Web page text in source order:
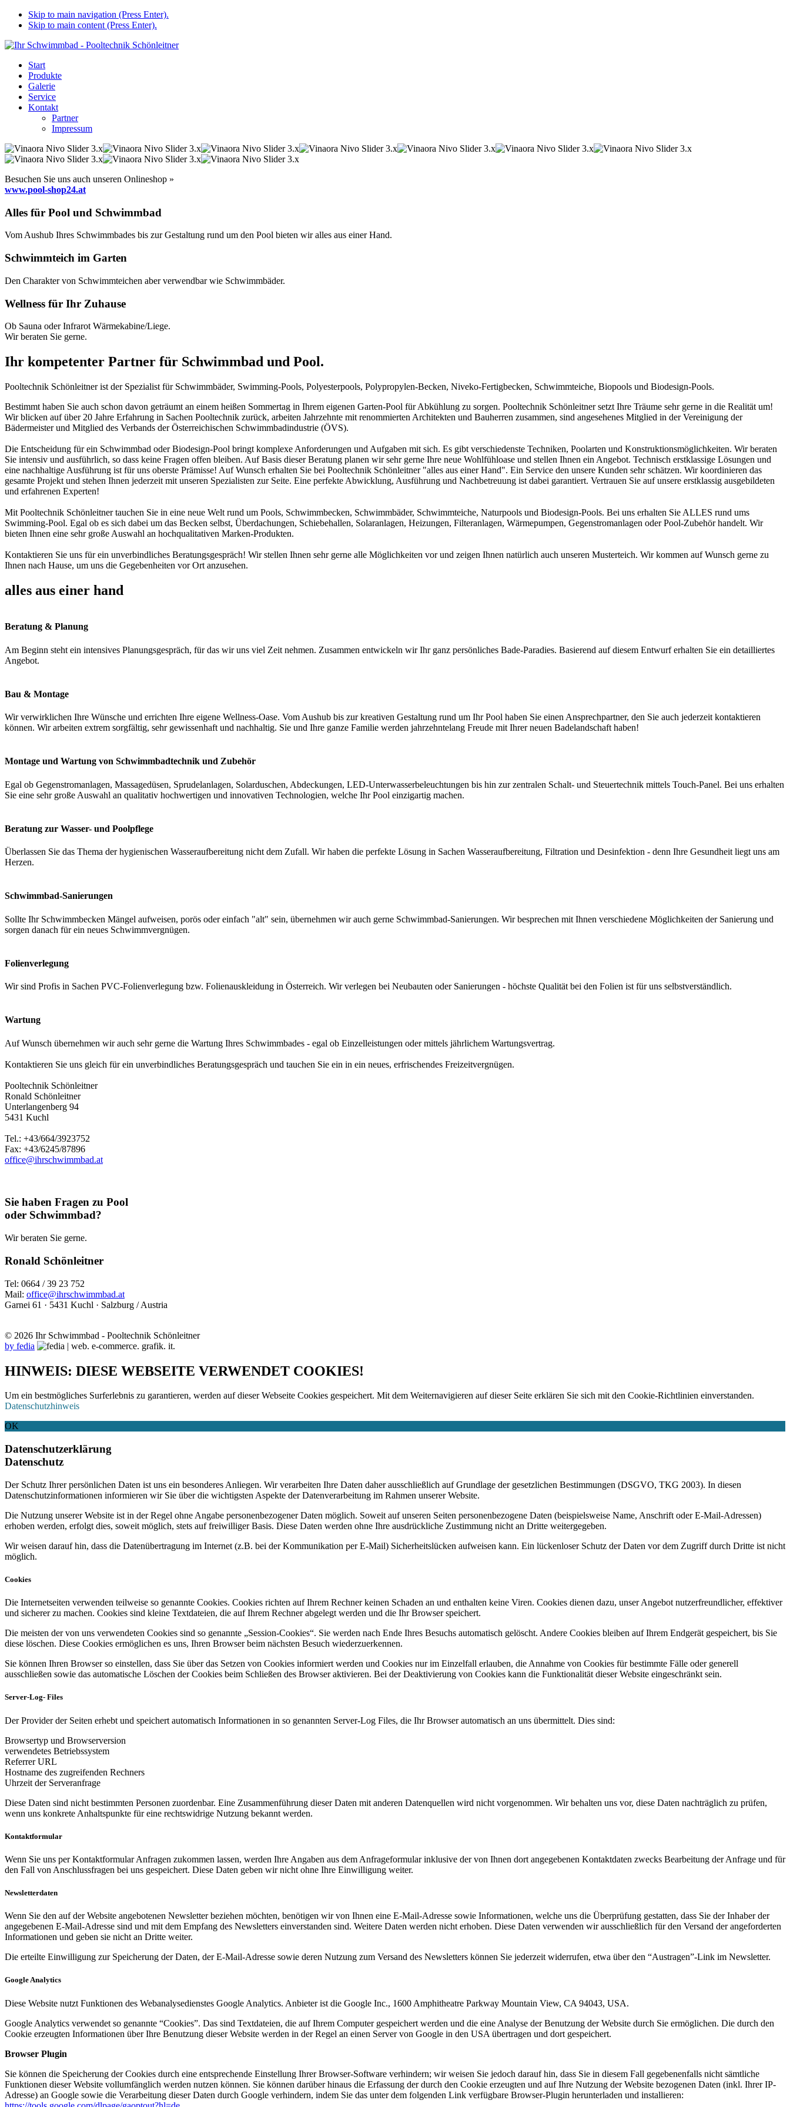
Skip to main navigation (Press Enter).
Skip to main content (Press Enter).
Start
Produkte
Galerie
Service
Kontakt
Partner
Impressum
Besuchen Sie uns auch unseren Onlineshop »
www.pool-shop24.at
Alles für Pool und Schwimmbad
Vom Aushub Ihres Schwimmbades bis zur Gestaltung rund um den Pool bieten wir alles aus einer Hand.
Schwimmteich im Garten
Den Charakter von Schwimmteichen aber verwendbar wie Schwimmbäder.
Wellness für Ihr Zuhause
Ob Sauna oder Infrarot Wärmekabine/Liege.
Wir beraten Sie gerne.
Ihr kompetenter Partner für Schwimmbad und Pool.
Pooltechnik Schönleitner ist der Spezialist für Schwimmbäder, Swimming-Pools, Polyesterpools, Polypropylen-Becken, Niveko-Fertigbecken, Schwimmteiche, Biopools und Biodesign-Pools.
Bestimmt haben Sie auch schon davon geträumt an einem heißen Sommertag in Ihrem eigenen Garten-Pool für Abkühlung zu sorgen. Pooltechnik Schönleitner setzt Ihre Träume sehr gerne in die Realität um!
Wir blicken auf über 20 Jahre Erfahrung in Sachen Pooltechnik zurück, arbeiten Jahrzehnte mit renommierten Architekten und Bauherren zusammen, sind angesehenes Mitglied in der Vereinigung der
Bädermeister und Mitglied des Verbands der Österreichischen Schwimmbadindustrie (ÖVS).
Die Entscheidung für ein Schwimmbad oder Biodesign-Pool bringt komplexe Anforderungen und Aufgaben mit sich. Es gibt verschiedenste Techniken, Poolarten und Konstruktionsmöglichkeiten. Wir beraten
Sie intensiv und ausführlich, so dass keine Fragen offen bleiben. Auf Basis dieser Beratung planen wir sehr gerne Ihre neue Wohlfühloase und stellen Ihnen ein Angebot. Technisch erstklassige Lösungen und
eine nachhaltige Ausführung ist für uns oberste Prämisse! Auf Wunsch erhalten Sie bei Pooltechnik Schönleitner "alles aus einer Hand". Ein Service den unsere Kunden sehr schätzen. Wir koordinieren das
gesamte Projekt und stehen Ihnen jederzeit mit unseren Spezialisten zur Seite. Eine perfekte Abwicklung, Ausführung und Nachbetreuung ist dabei garantiert. Vertrauen Sie auf unsere erstklassig ausgebildeten
und erfahrenen Experten!
Mit Pooltechnik Schönleitner tauchen Sie in eine neue Welt rund um Pools, Schwimmbecken, Schwimmbäder, Schwimmteiche, Naturpools und Biodesign-Pools. Bei uns erhalten Sie ALLES rund ums
Swimming-Pool. Egal ob es sich dabei um das Becken selbst, Überdachungen, Schiebehallen, Solaranlagen, Heizungen, Filteranlagen, Wärmepumpen, Gegenstromanlagen oder Pool-Zubehör handelt. Wir
bieten Ihnen eine sehr große Auswahl an hochqualitativen Marken-Produkten.
Kontaktieren Sie uns für ein unverbindliches Beratungsgespräch! Wir stellen Ihnen sehr gerne alle Möglichkeiten vor und zeigen Ihnen natürlich auch unseren Musterteich. Wir kommen auf Wunsch gerne zu
Ihnen nach Hause, um uns die Gegebenheiten vor Ort anzusehen.
alles aus einer hand
Beratung & Planung
Am Beginn steht ein intensives Planungsgespräch, für das wir uns viel Zeit nehmen. Zusammen entwickeln wir Ihr ganz persönliches Bade-Paradies. Basierend auf diesem Entwurf erhalten Sie ein detailliertes
Angebot.
Bau & Montage
Wir verwirklichen Ihre Wünsche und errichten Ihre eigene Wellness-Oase. Vom Aushub bis zur kreativen Gestaltung rund um Ihr Pool haben Sie einen Ansprechpartner, den Sie auch jederzeit kontaktieren
können. Wir arbeiten extrem sorgfältig, sehr gewissenhaft und nachhaltig. Sie und Ihre ganze Familie werden jahrzehntelang Freude mit Ihrer neuen Badelandschaft haben!
Montage und Wartung von Schwimmbadtechnik und Zubehör
Egal ob Gegenstromanlagen, Massagedüsen, Sprudelanlagen, Solarduschen, Abdeckungen, LED-Unterwasserbeleuchtungen bis hin zur zentralen Schalt- und Steuertechnik mittels Touch-Panel. Bei uns erhalten
Sie eine sehr große Auswahl an qualitativ hochwertigen und innovativen Technologien, welche Ihr Pool einzigartig machen.
Beratung zur Wasser- und Poolpflege
Überlassen Sie das Thema der hygienischen Wasseraufbereitung nicht dem Zufall. Wir haben die perfekte Lösung in Sachen Wasseraufbereitung, Filtration und Desinfektion - denn Ihre Gesundheit liegt uns am
Herzen.
Schwimmbad-Sanierungen
Sollte Ihr Schwimmbecken Mängel aufweisen, porös oder einfach "alt" sein, übernehmen wir auch gerne Schwimmbad-Sanierungen. Wir besprechen mit Ihnen verschiedene Möglichkeiten der Sanierung und
sorgen danach für ein neues Schwimmvergnügen.
Folienverlegung
Wir sind Profis in Sachen PVC-Folienverlegung bzw. Folienauskleidung in Österreich. Wir verlegen bei Neubauten oder Sanierungen - höchste Qualität bei den Folien ist für uns selbstverständlich.
Wartung
Auf Wunsch übernehmen wir auch sehr gerne die Wartung Ihres Schwimmbades - egal ob Einzelleistungen oder mittels jährlichem Wartungsvertrag.
Kontaktieren Sie uns gleich für ein unverbindliches Beratungsgespräch und tauchen Sie ein in ein neues, erfrischendes Freizeitvergnügen.
Pooltechnik Schönleitner
Ronald Schönleitner
Unterlangenberg 94
5431 Kuchl
Tel.: +43/664/3923752
Fax: +43/6245/87896
office@ihrschwimmbad.at
Sie haben Fragen zu Pool
oder Schwimmbad?
Wir beraten Sie gerne.
Ronald Schönleitner
Tel: 0664 / 39 23 752
Mail: office@ihrschwimmbad.at
Garnei 61 · 5431 Kuchl · Salzburg / Austria
© 2026 Ihr Schwimmbad - Pooltechnik Schönleitner
by fedia
HINWEIS: DIESE WEBSEITE VERWENDET COOKIES!
Um ein bestmögliches Surferlebnis zu garantieren, werden auf dieser Webseite Cookies gespeichert. Mit dem Weiternavigieren auf dieser Seite erklären Sie sich mit den Cookie-Richtlinien einverstanden.
Datenschutzhinweis
OK
Datenschutzerklärung
Datenschutz
Der Schutz Ihrer persönlichen Daten ist uns ein besonderes Anliegen. Wir verarbeiten Ihre Daten daher ausschließlich auf Grundlage der gesetzlichen Bestimmungen (DSGVO, TKG 2003). In diesen
Datenschutzinformationen informieren wir Sie über die wichtigsten Aspekte der Datenverarbeitung im Rahmen unserer Website.
Die Nutzung unserer Website ist in der Regel ohne Angabe personenbezogener Daten möglich. Soweit auf unseren Seiten personenbezogene Daten (beispielsweise Name, Anschrift oder E-Mail-Adressen)
erhoben werden, erfolgt dies, soweit möglich, stets auf freiwilliger Basis. Diese Daten werden ohne Ihre ausdrückliche Zustimmung nicht an Dritte weitergegeben.
Wir weisen darauf hin, dass die Datenübertragung im Internet (z.B. bei der Kommunikation per E-Mail) Sicherheitslücken aufweisen kann. Ein lückenloser Schutz der Daten vor dem Zugriff durch Dritte ist nicht
möglich.
Cookies
Die Internetseiten verwenden teilweise so genannte Cookies. Cookies richten auf Ihrem Rechner keinen Schaden an und enthalten keine Viren. Cookies dienen dazu, unser Angebot nutzerfreundlicher, effektiver
und sicherer zu machen. Cookies sind kleine Textdateien, die auf Ihrem Rechner abgelegt werden und die Ihr Browser speichert.
Die meisten der von uns verwendeten Cookies sind so genannte „Session-Cookies“. Sie werden nach Ende Ihres Besuchs automatisch gelöscht. Andere Cookies bleiben auf Ihrem Endgerät gespeichert, bis Sie
diese löschen. Diese Cookies ermöglichen es uns, Ihren Browser beim nächsten Besuch wiederzuerkennen.
Sie können Ihren Browser so einstellen, dass Sie über das Setzen von Cookies informiert werden und Cookies nur im Einzelfall erlauben, die Annahme von Cookies für bestimmte Fälle oder generell
ausschließen sowie das automatische Löschen der Cookies beim Schließen des Browser aktivieren. Bei der Deaktivierung von Cookies kann die Funktionalität dieser Website eingeschränkt sein.
Server-Log- Files
Der Provider der Seiten erhebt und speichert automatisch Informationen in so genannten Server-Log Files, die Ihr Browser automatisch an uns übermittelt. Dies sind:
Browsertyp und Browserversion
verwendetes Betriebssystem
Referrer URL
Hostname des zugreifenden Rechners
Uhrzeit der Serveranfrage
Diese Daten sind nicht bestimmten Personen zuordenbar. Eine Zusammenführung dieser Daten mit anderen Datenquellen wird nicht vorgenommen. Wir behalten uns vor, diese Daten nachträglich zu prüfen,
wenn uns konkrete Anhaltspunkte für eine rechtswidrige Nutzung bekannt werden.
Kontaktformular
Wenn Sie uns per Kontaktformular Anfragen zukommen lassen, werden Ihre Angaben aus dem Anfrageformular inklusive der von Ihnen dort angegebenen Kontaktdaten zwecks Bearbeitung der Anfrage und für
den Fall von Anschlussfragen bei uns gespeichert. Diese Daten geben wir nicht ohne Ihre Einwilligung weiter.
Newsletterdaten
Wenn Sie den auf der Website angebotenen Newsletter beziehen möchten, benötigen wir von Ihnen eine E-Mail-Adresse sowie Informationen, welche uns die Überprüfung gestatten, dass Sie der Inhaber der
angegebenen E-Mail-Adresse sind und mit dem Empfang des Newsletters einverstanden sind. Weitere Daten werden nicht erhoben. Diese Daten verwenden wir ausschließlich für den Versand der angeforderten
Informationen und geben sie nicht an Dritte weiter.
Die erteilte Einwilligung zur Speicherung der Daten, der E-Mail-Adresse sowie deren Nutzung zum Versand des Newsletters können Sie jederzeit widerrufen, etwa über den “Austragen”-Link im Newsletter.
Google Analytics
Diese Website nutzt Funktionen des Webanalysedienstes Google Analytics. Anbieter ist die Google Inc., 1600 Amphitheatre Parkway Mountain View, CA 94043, USA.
Google Analytics verwendet so genannte “Cookies”. Das sind Textdateien, die auf Ihrem Computer gespeichert werden und die eine Analyse der Benutzung der Website durch Sie ermöglichen. Die durch den
Cookie erzeugten Informationen über Ihre Benutzung dieser Website werden in der Regel an einen Server von Google in den USA übertragen und dort gespeichert.
Browser Plugin
Sie können die Speicherung der Cookies durch eine entsprechende Einstellung Ihrer Browser-Software verhindern; wir weisen Sie jedoch darauf hin, dass Sie in diesem Fall gegebenenfalls nicht sämtliche
Funktionen dieser Website vollumfänglich werden nutzen können. Sie können darüber hinaus die Erfassung der durch den Cookie erzeugten und auf Ihre Nutzung der Website bezogenen Daten (inkl. Ihrer IP-
Adresse) an Google sowie die Verarbeitung dieser Daten durch Google verhindern, indem Sie das unter dem folgenden Link verfügbare Browser-Plugin herunterladen und installieren: